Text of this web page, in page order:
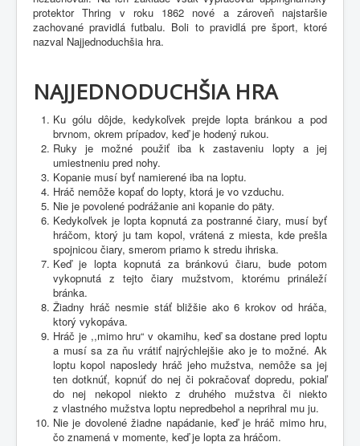
protektor Thring v roku 1862 nové a zároveň najstaršie
zachované pravidlá futbalu. Boli to pravidlá pre šport, ktoré
nazval Najjednoduchšia hra.
NAJJEDNODUCHŠIA HRA
Ku gólu dôjde, kedykoľvek prejde lopta bránkou a pod
brvnom, okrem prípadov, keď je hodený rukou.
Ruky je možné použiť iba k zastaveniu lopty a jej
umiestneniu pred nohy.
Kopanie musí byť namierené iba na loptu.
Hráč nemôže kopať do lopty, ktorá je vo vzduchu.
Nie je povolené podrážanie ani kopanie do päty.
Kedykoľvek je lopta kopnutá za postranné čiary, musí byť
hráčom, ktorý ju tam kopol, vrátená z miesta, kde prešla
spojnicou čiary, smerom priamo k stredu ihriska.
Keď je lopta kopnutá za bránkovú čiaru, bude potom
vykopnutá z tejto čiary mužstvom, ktorému prináleží
bránka.
Žiadny hráč nesmie stáť bližšie ako 6 krokov od hráča,
ktorý vykopáva.
Hráč je ,,mimo hru“ v okamihu, keď sa dostane pred loptu
a musí sa za ňu vrátiť najrýchlejšie ako je to možné. Ak
loptu kopol naposledy hráč jeho mužstva, nemôže sa jej
ten dotknúť, kopnúť do nej či pokračovať dopredu, pokiaľ
do nej nekopol niekto z druhého mužstva či niekto
z vlastného mužstva loptu nepredbehol a neprihral mu ju.
Nie je dovolené žiadne napádanie, keď je hráč mimo hru,
čo znamená v momente, keď je lopta za hráčom.